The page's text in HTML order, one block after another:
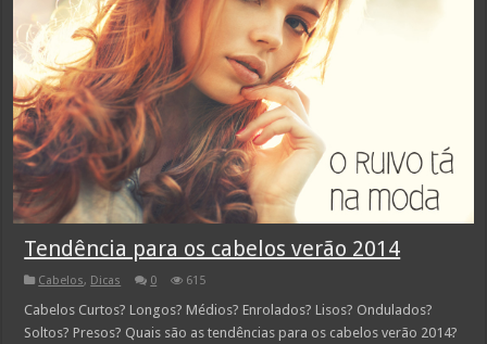
Tendência para os cabelos verão 2014
Cabelos, Dicas 0 615
Cabelos Curtos? Longos? Médios? Enrolados? Lisos? Ondulados?
Soltos? Presos? Quais são as tendências para os cabelos verão 2014?